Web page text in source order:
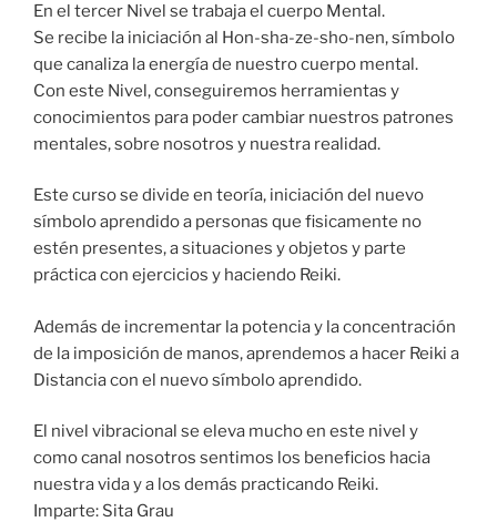
En el tercer Nivel se trabaja el cuerpo Mental.
Se recibe la iniciación al Hon-sha-ze-sho-nen, símbolo
que canaliza la energía de nuestro cuerpo mental.
Con este Nivel, conseguiremos herramientas y
conocimientos para poder cambiar nuestros patrones
mentales, sobre nosotros y nuestra realidad.
Este curso se divide en teoría, iniciación del nuevo
símbolo aprendido a personas que fisicamente no
estén presentes, a situaciones y objetos y parte
práctica con ejercicios y haciendo Reiki.
Además de incrementar la potencia y la concentración
de la imposición de manos, aprendemos a hacer Reiki a
Distancia con el nuevo símbolo aprendido.
El nivel vibracional se eleva mucho en este nivel y
como canal nosotros sentimos los beneficios hacia
nuestra vida y a los demás practicando Reiki.
Imparte: Sita Grau